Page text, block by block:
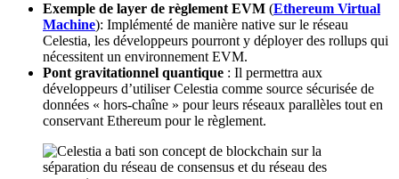
Exemple de layer de règlement EVM (Ethereum Virtual
Machine): Implémenté de manière native sur le réseau
Celestia, les développeurs pourront y déployer des rollups qui
nécessitent un environnement EVM.
Pont gravitationnel quantique : Il permettra aux
développeurs d’utiliser Celestia comme source sécurisée de
données « hors-chaîne » pour leurs réseaux parallèles tout en
conservant Ethereum pour le règlement.